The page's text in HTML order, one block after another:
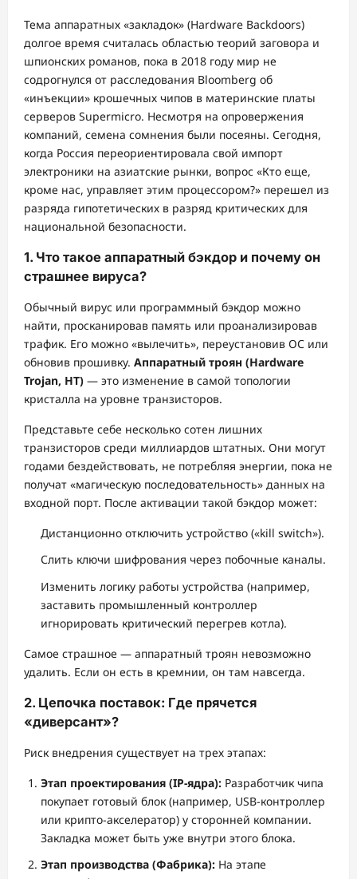
Тема аппаратных «закладок» (Hardware Backdoors)
долгое время считалась областью теорий заговора и
шпионских романов, пока в 2018 году мир не
содрогнулся от расследования Bloomberg об
«инъекции» крошечных чипов в материнские платы
серверов Supermicro. Несмотря на опровержения
компаний, семена сомнения были посеяны. Сегодня,
когда Россия переориентировала свой импорт
электроники на азиатские рынки, вопрос «Кто еще,
кроме нас, управляет этим процессором?» перешел из
разряда гипотетических в разряд критических для
национальной безопасности.
1. Что такое аппаратный бэкдор и почему он
страшнее вируса?
Обычный вирус или программный бэкдор можно
найти, просканировав память или проанализировав
трафик. Его можно «вылечить», переустановив ОС или
обновив прошивку. Аппаратный троян (Hardware
Trojan, HT) — это изменение в самой топологии
кристалла на уровне транзисторов.
Представьте себе несколько сотен лишних
транзисторов среди миллиардов штатных. Они могут
годами бездействовать, не потребляя энергии, пока не
получат «магическую последовательность» данных на
входной порт. После активации такой бэкдор может:
Дистанционно отключить устройство («kill switch»).
Слить ключи шифрования через побочные каналы.
Изменить логику работы устройства (например,
заставить промышленный контроллер
игнорировать критический перегрев котла).
Самое страшное — аппаратный троян невозможно
удалить. Если он есть в кремнии, он там навсегда.
2. Цепочка поставок: Где прячется
«диверсант»?
Риск внедрения существует на трех этапах:
Этап проектирования (IP-ядра): Разработчик чипа
покупает готовый блок (например, USB-контроллер
или крипто-акселератор) у сторонней компании.
Закладка может быть уже внутри этого блока.
Этап производства (Фабрика): На этапе